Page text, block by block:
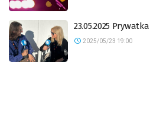
23.05.2025 Prywatka
2025/05/23 19:00